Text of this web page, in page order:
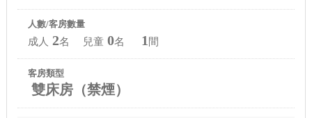
人數/客房數量
成人 2名 兒童 0名 1 間
客房類型
雙床房（禁煙）